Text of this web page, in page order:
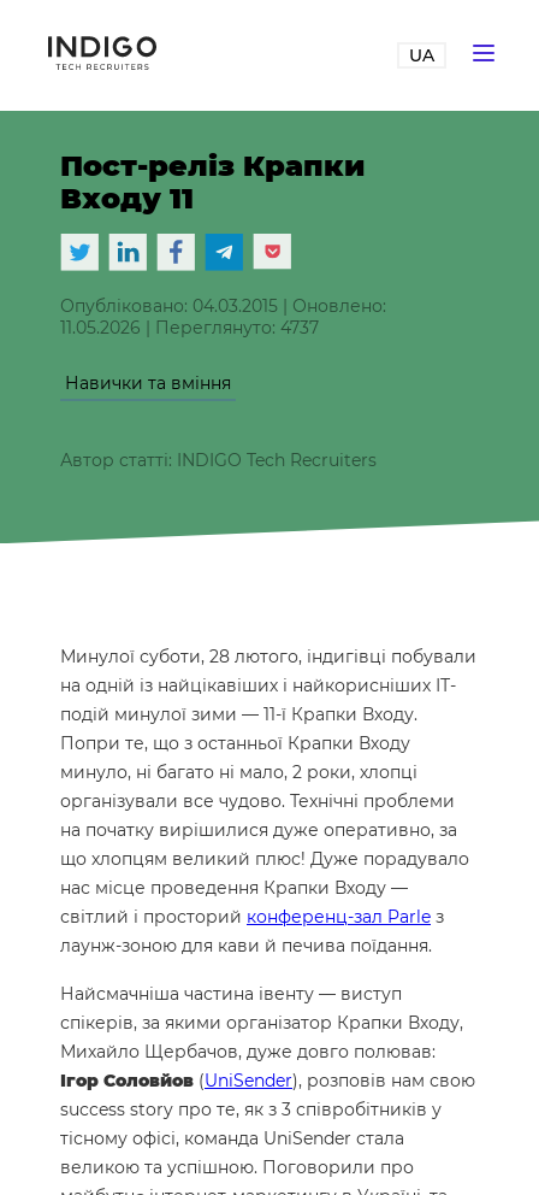
UA
Пост-реліз Крапки
Входу 11
Опубліковано: 04.03.2015 | Оновлено:
11.05.2026 | Переглянуто: 4737
Навички та вміння
Автор статті: INDIGO Tech Recruiters
Минулої суботи, 28 лютого, індигівці побували
на одній із найцікавіших і найкорисніших ІТ-
подій минулої зими — 11-ї Крапки Входу.
Попри те, що з останньої Крапки Входу
минуло, ні багато ні мало, 2 роки, хлопці
організували все чудово. Технічні проблеми
на початку вирішилися дуже оперативно, за
що хлопцям великий плюс! Дуже порадувало
нас місце проведення Крапки Входу —
світлий і просторий конференц-зал Parle з
лаунж-зоною для кави й печива поїдання.
Найсмачніша частина івенту — виступ
спікерів, за якими організатор Крапки Входу,
Михайло Щербачов, дуже довго полював:
Ігор Соловйов (UniSender), розповів нам свою
success story про те, як з 3 співробітників у
тісному офісі, команда UniSender стала
великою та успішною. Поговорили про